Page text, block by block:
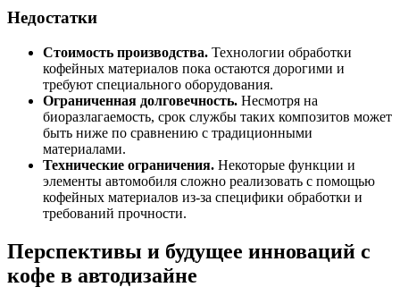
Недостатки
Стоимость производства. Технологии обработки
кофейных материалов пока остаются дорогими и
требуют специального оборудования.
Ограниченная долговечность. Несмотря на
биоразлагаемость, срок службы таких композитов может
быть ниже по сравнению с традиционными
материалами.
Технические ограничения. Некоторые функции и
элементы автомобиля сложно реализовать с помощью
кофейных материалов из-за специфики обработки и
требований прочности.
Перспективы и будущее инноваций с
кофе в автодизайне